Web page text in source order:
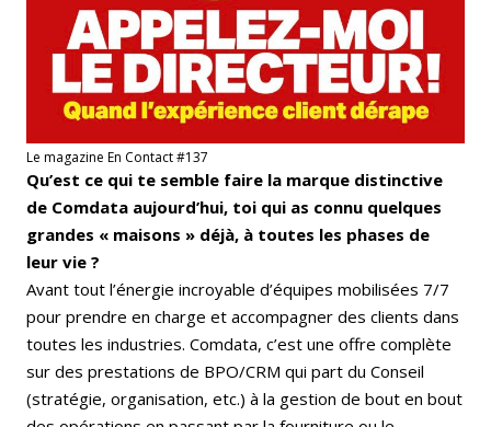
Le magazine En Contact #137
Qu’est ce qui te semble faire la marque distinctive
de Comdata aujourd’hui, toi qui as connu quelques
grandes « maisons » déjà, à toutes les phases de
leur vie ?
Avant tout l’énergie incroyable d’équipes mobilisées 7/7
pour prendre en charge et accompagner des clients dans
toutes les industries. Comdata, c’est une offre complète
sur des prestations de BPO/CRM qui part du Conseil
(stratégie, organisation, etc.) à la gestion de bout en bout